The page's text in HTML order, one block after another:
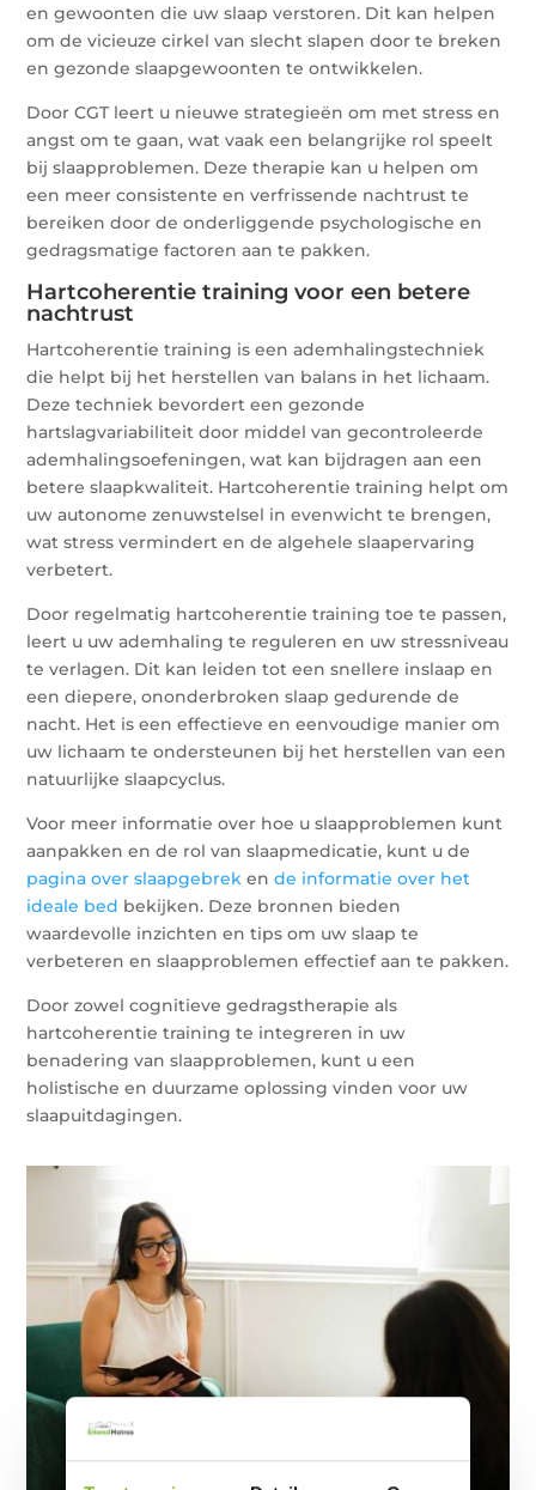
en gewoonten die uw slaap verstoren. Dit kan helpen
om de vicieuze cirkel van slecht slapen door te breken
en gezonde slaapgewoonten te ontwikkelen.
Door CGT leert u nieuwe strategieën om met stress en
angst om te gaan, wat vaak een belangrijke rol speelt
bij slaapproblemen. Deze therapie kan u helpen om
een meer consistente en verfrissende nachtrust te
bereiken door de onderliggende psychologische en
gedragsmatige factoren aan te pakken.
Hartcoherentie training voor een betere
nachtrust
Hartcoherentie training is een ademhalingstechniek
die helpt bij het herstellen van balans in het lichaam.
Deze techniek bevordert een gezonde
hartslagvariabiliteit door middel van gecontroleerde
ademhalingsoefeningen, wat kan bijdragen aan een
betere slaapkwaliteit. Hartcoherentie training helpt om
uw autonome zenuwstelsel in evenwicht te brengen,
wat stress vermindert en de algehele slaapervaring
verbetert.
Door regelmatig hartcoherentie training toe te passen,
leert u uw ademhaling te reguleren en uw stressniveau
te verlagen. Dit kan leiden tot een snellere inslaap en
een diepere, ononderbroken slaap gedurende de
nacht. Het is een effectieve en eenvoudige manier om
uw lichaam te ondersteunen bij het herstellen van een
natuurlijke slaapcyclus.
Voor meer informatie over hoe u slaapproblemen kunt
aanpakken en de rol van slaapmedicatie, kunt u de
pagina over slaapgebrek ende informatie over het
ideale bed bekijken. Deze bronnen bieden
waardevolle inzichten en tips om uw slaap te
verbeteren en slaapproblemen effectief aan te pakken.
Door zowel cognitieve gedragstherapie als
hartcoherentie training te integreren in uw
benadering van slaapproblemen, kunt u een
holistische en duurzame oplossing vinden voor uw
slaapuitdagingen.